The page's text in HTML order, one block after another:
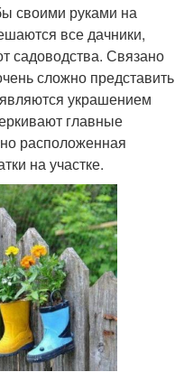
своими руками на
все дачники,
садоводства. Связано
сложно представить
украшением
главные
расположенная
на участке.